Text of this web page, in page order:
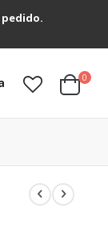
pedido.
Cart
0